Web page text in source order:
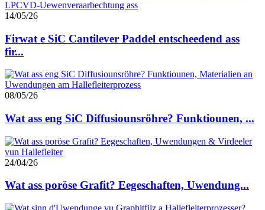
14/05/26
Firwat e SiC Cantilever Paddel entscheedend ass
fir...
08/05/26
Wat ass eng SiC Diffusiounsröhre? Funktiounen, ...
24/04/26
Wat ass poröse Grafit? Eegeschaften, Uwendung...